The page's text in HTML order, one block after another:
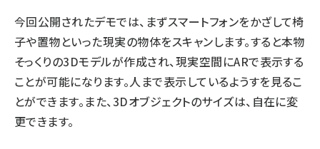
今回公開されたデモでは、まずスマートフォンをかざして椅
子や置物といった現実の物体をスキャンします。すると本物
そっくりの3Dモデルが作成され、現実空間にARで表示する
ことが可能になります。人まで表示しているようすを見るこ
とができます。また、3Dオブジェクトのサイズは、自在に変
更できます。